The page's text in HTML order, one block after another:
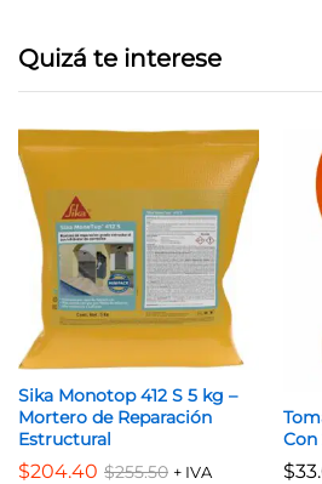
Quizá te interese
Sika Monotop 412 S 5 kg –
Mortero de Reparación
Estructural
$204.40 $255.50 + IVA
Con
$